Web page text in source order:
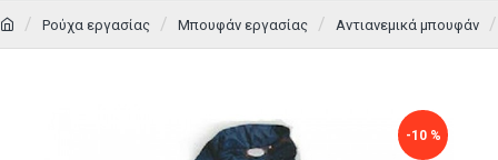
Ρούχα εργασίας Μπουφάν εργασίας Αντιανεμικά μπουφάν
-10 %